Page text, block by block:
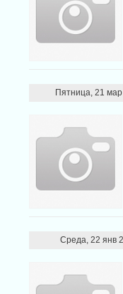
Пятница, 21
Среда, 22 янв